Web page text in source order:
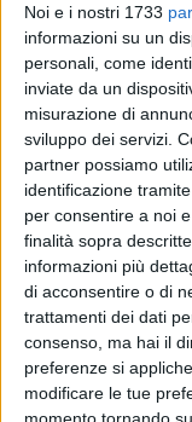
Noi e i nostri 1733
informazioni su un
personali, come
inviate da un
misurazione di
sviluppo dei servizi.
partner possiamo
identificazione
per consentire a noi
finalità sopra
informazioni più
di acconsentire o di
trattamenti dei dati
consenso, ma hai il
preferenze si
modificare le tue
settore
presidio e una
piazza Gramsci a
quattro braccianti
pomeriggio hanno
statale 598
Dopo la pesante
fatto sentire la loro
per gli stagionali
come in questo
percorrono anche
raggiungere i luoghi
''Dignità e
''un momento di